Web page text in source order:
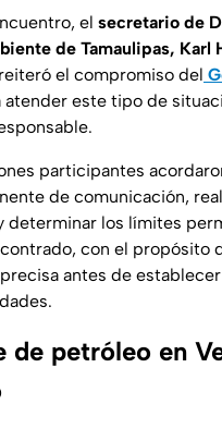
el secretario de
de Tamaulipas, Karl
reiteró el compromiso del
atender este tipo de
participantes
de comunicación,
determinar los límites
con el propósito
antes de establecer
de petróleo en